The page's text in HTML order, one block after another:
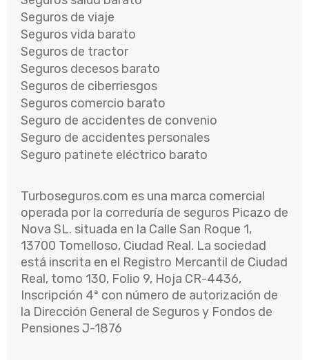
Seguros de viaje
Seguros vida barato
Seguros de tractor
Seguros decesos barato
Seguros de ciberriesgos
Seguros comercio barato
Seguro de accidentes de convenio
Seguro de accidentes personales
Seguro patinete eléctrico barato
Turboseguros.com es una marca comercial
operada por la correduría de seguros Picazo de
Nova SL. situada en la Calle San Roque 1,
13700 Tomelloso, Ciudad Real. La sociedad
está inscrita en el Registro Mercantil de Ciudad
Real, tomo 130, Folio 9, Hoja CR-4436,
Inscripción 4ª con número de autorización de
la Dirección General de Seguros y Fondos de
Pensiones J-1876